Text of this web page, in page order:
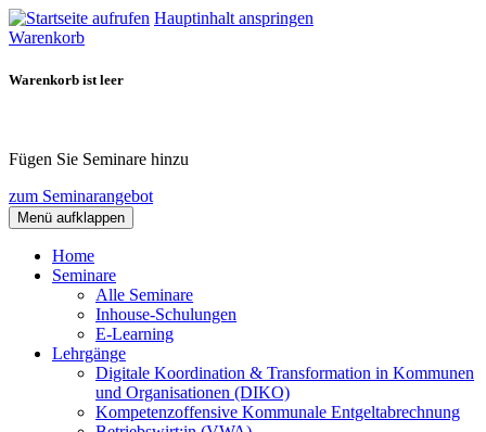
Hauptinhalt anspringen
Warenkorb
Warenkorb ist leer
Fügen Sie Seminare hinzu
zum Seminarangebot
Menü aufklappen
Home
Seminare
Alle Seminare
Inhouse-Schulungen
E-Learning
Lehrgänge
Digitale Koordination & Transformation in Kommunen
und Organisationen (DIKO)
Kompetenzoffensive Kommunale Entgeltabrechnung